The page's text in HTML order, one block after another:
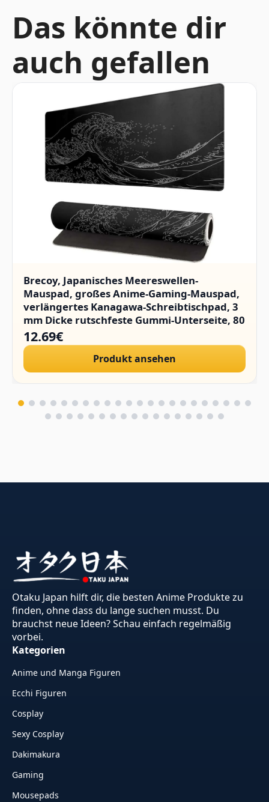
Das könnte dir
auch gefallen
Brecoy, Japanisches Meereswellen-
Mauspad, großes Anime-Gaming-Mauspad,
verlängertes Kanagawa-Schreibtischpad, 3
mm Dicke rutschfeste Gummi-Unterseite, 80
x 30 cm.
12.69€
Produkt ansehen
Otaku Japan hilft dir, die besten Anime Produkte zu
finden, ohne dass du lange suchen musst. Du
brauchst neue Ideen? Schau einfach regelmäßig
vorbei.
Kategorien
Anime und Manga Figuren
Ecchi Figuren
Cosplay
Sexy Cosplay
Dakimakura
Gaming
Mousepads